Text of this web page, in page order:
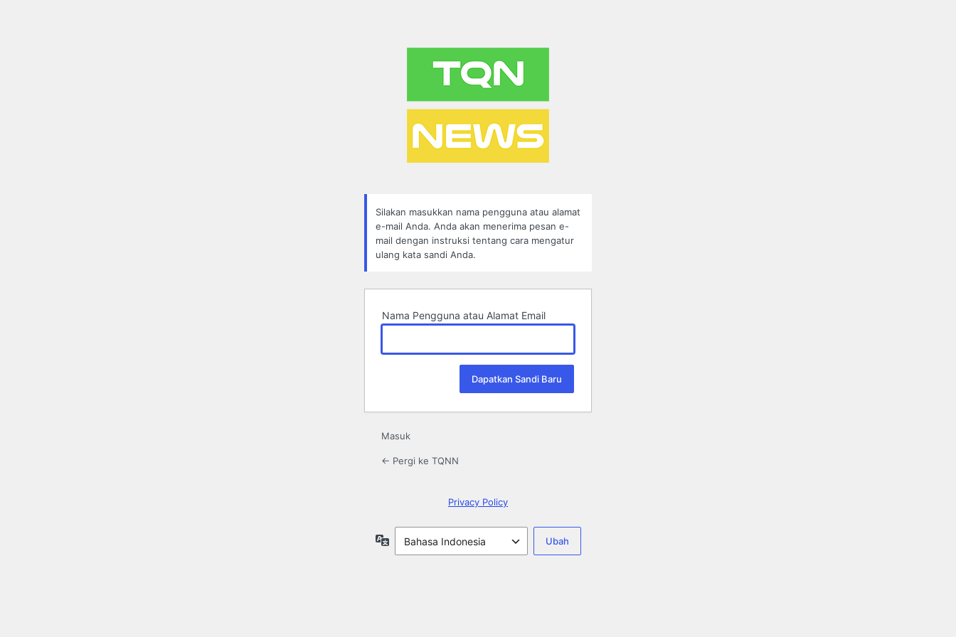
Silakan masukkan nama pengguna atau alamat
e-mail Anda. Anda akan menerima pesan e-
mail dengan instruksi tentang cara mengatur
ulang kata sandi Anda.
Nama Pengguna atau Alamat Email
Masuk
← Pergi ke TQNN
Privacy Policy
Bahasa